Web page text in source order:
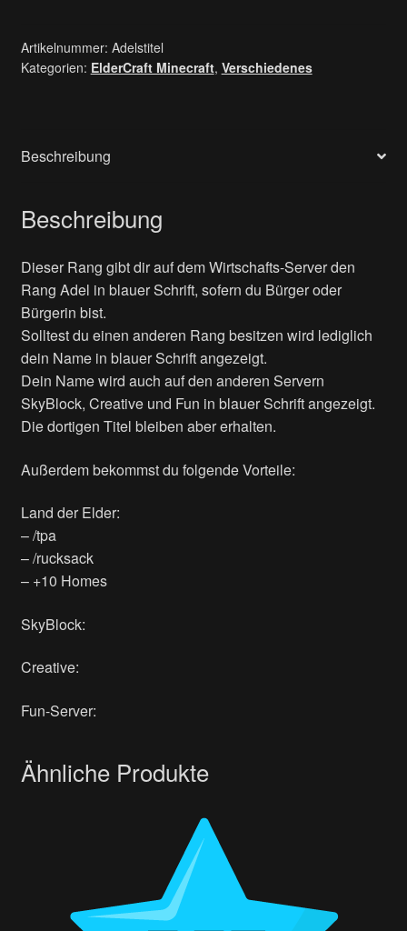
Menge
Artikelnummer: Adelstitel
Kategorien: ElderCraft Minecraft, Verschiedenes
Beschreibung
Beschreibung
Dieser Rang gibt dir auf dem Wirtschafts-Server den
Rang Adel in blauer Schrift, sofern du Bürger oder
Bürgerin bist.
Solltest du einen anderen Rang besitzen wird lediglich
dein Name in blauer Schrift angezeigt.
Dein Name wird auch auf den anderen Servern
SkyBlock, Creative und Fun in blauer Schrift angezeigt.
Die dortigen Titel bleiben aber erhalten.
Außerdem bekommst du folgende Vorteile:
Land der Elder:
– /tpa
– /rucksack
– +10 Homes
SkyBlock:
Creative:
Fun-Server:
Ähnliche Produkte